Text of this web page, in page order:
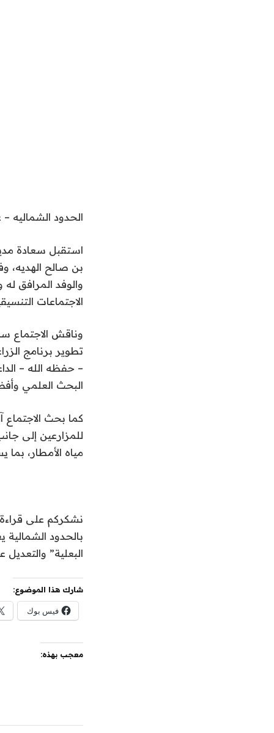
الحدود الشماليه –
استقبل سعادة
بن صالح الهديه،
والوفد المرافق
الاجتماعات
وناقش الاجتماع
تطوير برنامج
– حفظه الله –
البحث العلمي
كما بحث الاجتماع
للمزارعين إلى
مياه الأمطار،
نشكركم على قراءة
بالحدود الشمالية
البعلية”
شارك هذا الموضوع:
فيس بوك
معجب بهذه: